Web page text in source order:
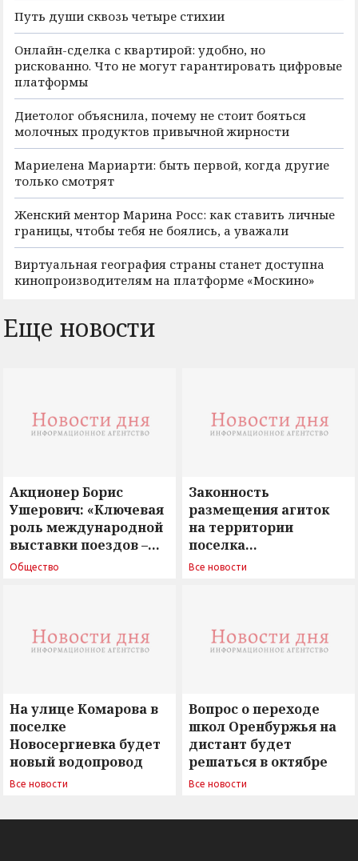
Путь души сквозь четыре стихии
Онлайн-сделка с квартирой: удобно, но
рискованно. Что не могут гарантировать цифровые
платформы
Диетолог объяснила, почему не стоит бояться
молочных продуктов привычной жирности
Мариелена Мариарти: быть первой, когда другие
только смотрят
Женский ментор Марина Росс: как ставить личные
границы, чтобы тебя не боялись, а уважали
Виртуальная география страны станет доступна
кинопроизводителям на платформе «Москино»
Еще новости
Акционер Борис
Ушерович: «Ключевая
роль международной
выставки поездов –
поиск ответов на
Общество
Законность
размещения агиток
на территории
поселка
Новосергиевка
Все новости
На улице Комарова в
поселке
Новосергиевка будет
новый водопровод
Все новости
Вопрос о переходе
школ Оренбуржья на
дистант будет
решаться в октябре
Все новости